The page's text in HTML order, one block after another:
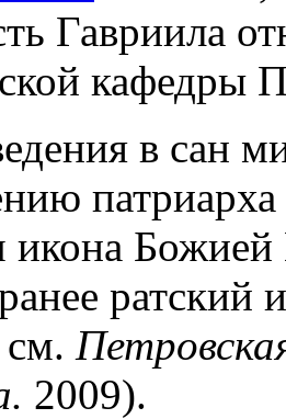
Гавриила
кафедры
в сан
икона
ратский
2009).